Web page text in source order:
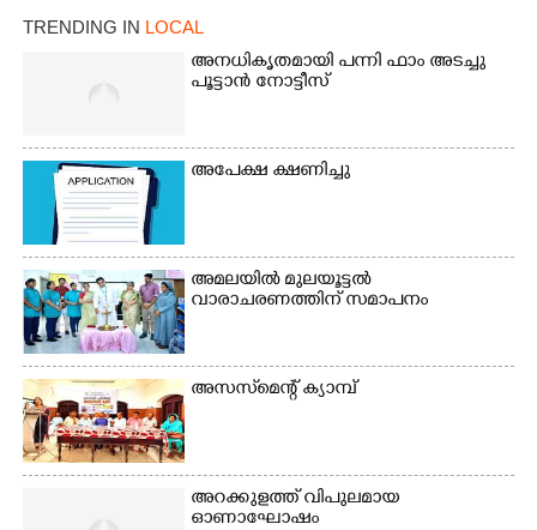
TRENDING IN LOCAL
അനധികൃതമായി പന്നി ഫാം അടച്ചു
പൂട്ടാൻ നോട്ടീസ്
അപേക്ഷ ക്ഷണിച്ചു
അമലയിൽ മുലയൂട്ടൽ
വാരാചരണത്തിന് സമാപനം
അസസ്‌മെന്റ് ക്യാമ്പ്
അറക്കുളത്ത് വിപുലമായ
ഓണാഘോഷം